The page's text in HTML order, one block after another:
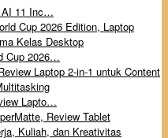
AI 11 Inc…
Cup 2026…
Lapto…